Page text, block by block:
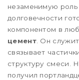
незаменимую
долговечности
компонентом в
цемент. Он
связывает
структуру смеси.
получил